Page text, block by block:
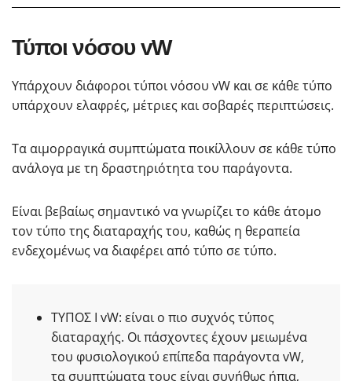
Τύποι νόσου vW
Υπάρχουν διάφοροι τύποι νόσου vW και σε κάθε τύπο
υπάρχουν ελαφρές, μέτριες και σοβαρές περιπτώσεις.
Τα αιμορραγικά συμπτώματα ποικίλλουν σε κάθε τύπο
ανάλογα με τη δραστηριότητα του παράγοντα.
Είναι βεβαίως σημαντικό να γνωρίζει το κάθε άτομο
τον τύπο της διαταραχής του, καθώς η θεραπεία
ενδεχομένως να διαφέρει από τύπο σε τύπο.
ΤΥΠΟΣ Ι vW: είναι ο πιο συχνός τύπος
διαταραχής. Οι πάσχοντες έχουν μειωμένα
του φυσιολογικού επίπεδα παράγοντα vW,
τα συμπτώματα τους είναι συνήθως ήπια,